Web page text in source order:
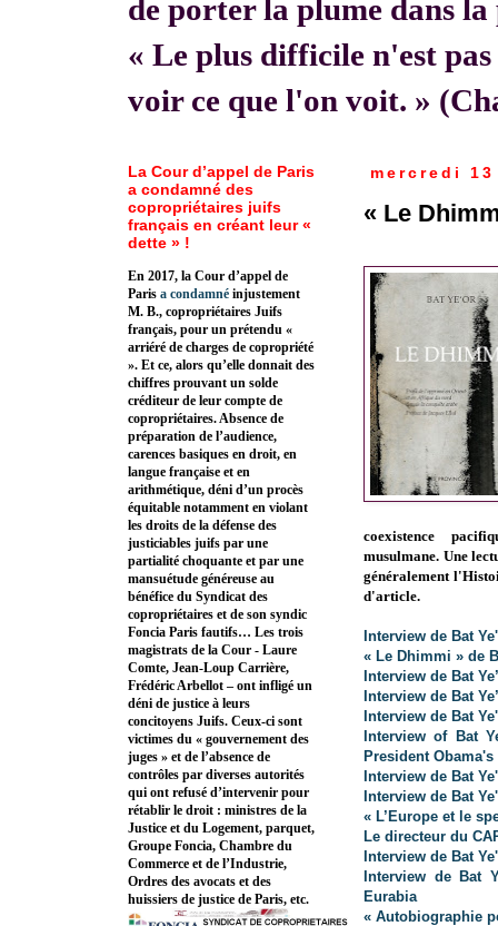
de porter la plume dans
« Le plus difficile n'est
voir ce que l'on voit. »
mercredi
« Le
coexistence
musulmane. Une
généralement
d'article.
Interview de Bat
« Le Dhimmi » de
Interview de Bat
Interview de Bat
Interview de Bat
Interview of Bat
President
Interview de Bat
Interview de Bat
« L’Europe et le
Le directeur du
Interview de Bat
Interview de Bat
Eurabia
« Autobiographie
La Cour d’appel de Paris
a condamné des
copropriétaires juifs
français en créant leur «
dette » !
En 2017, la Cour d’appel de
Paris a condamné injustement
M. B., copropriétaires Juifs
français, pour un prétendu «
arriéré de charges de copropriété
». Et ce, alors qu’elle donnait des
chiffres prouvant un solde
créditeur de leur compte de
copropriétaires. Absence de
préparation de l’audience,
carences basiques en droit, en
langue française et en
arithmétique, déni d’un procès
équitable notamment en violant
les droits de la défense des
justiciables juifs par une
partialité choquante et par une
mansuétude généreuse au
bénéfice du Syndicat des
copropriétaires et de son syndic
Foncia Paris fautifs… Les trois
magistrats de la Cour - Laure
Comte, Jean-Loup Carrière,
Frédéric Arbellot – ont infligé un
déni de justice à leurs
concitoyens Juifs. Ceux-ci sont
victimes du « gouvernement des
juges » et de l’absence de
contrôles par diverses autorités
qui ont refusé d’intervenir pour
rétablir le droit : ministres de la
Justice et du Logement, parquet,
Groupe Foncia, Chambre du
Commerce et de l’Industrie,
Ordres des avocats et des
huissiers de justice de Paris, etc.